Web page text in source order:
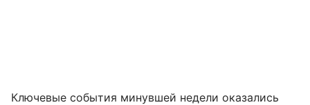
Ключевые события минувшей недели оказались